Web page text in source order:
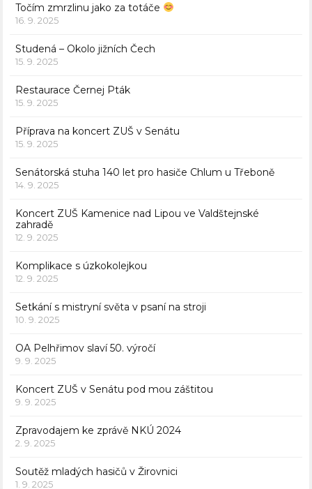
Točím zmrzlinu jako za totáče
16. 9. 2025
Studená – Okolo jižních Čech
15. 9. 2025
Restaurace Černej Pták
15. 9. 2025
Příprava na koncert ZUŠ v Senátu
15. 9. 2025
Senátorská stuha 140 let pro hasiče Chlum u Třeboně
14. 9. 2025
Koncert ZUŠ Kamenice nad Lipou ve Valdštejnské
zahradě
12. 9. 2025
Komplikace s úzkokolejkou
12. 9. 2025
Setkání s mistryní světa v psaní na stroji
10. 9. 2025
OA Pelhřimov slaví 50. výročí
9. 9. 2025
Koncert ZUŠ v Senátu pod mou záštitou
9. 9. 2025
Zpravodajem ke zprávě NKÚ 2024
2. 9. 2025
Soutěž mladých hasičů v Žirovnici
1. 9. 2025